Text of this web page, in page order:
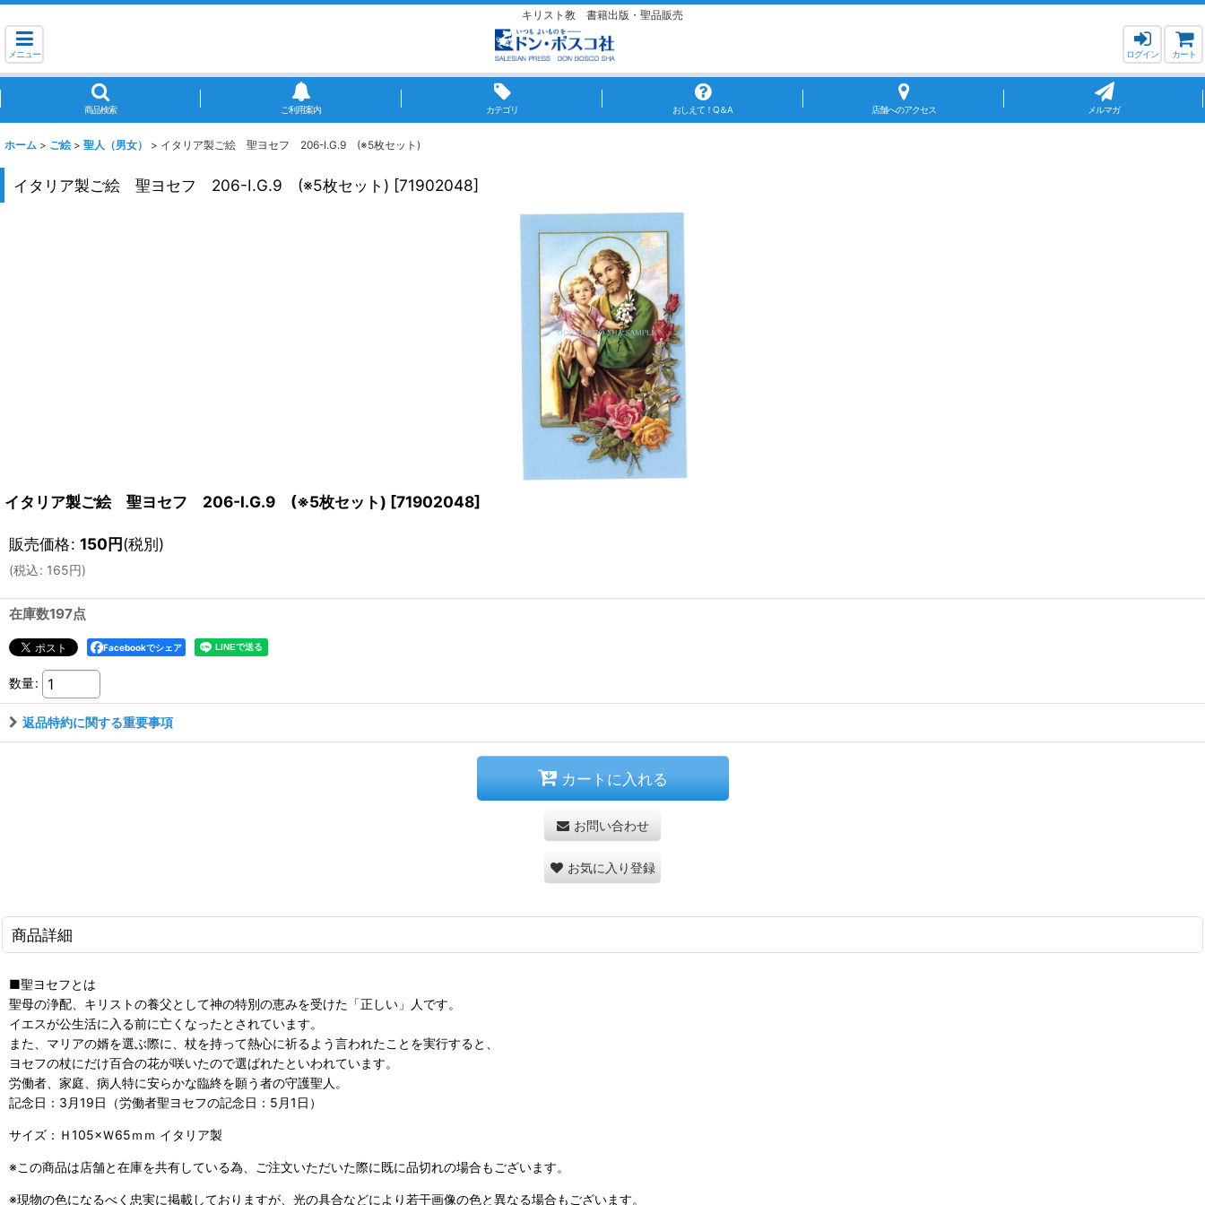
キリスト教 書籍出版・聖品販売
メニュー ログイン カート
商品検索 ご利用案内 カテゴリ おしえて！Q＆A 店舗へのアクセス メルマガ
ホーム > ご絵 > 聖人（男女） > イタリア製ご絵 聖ヨセフ 206-I.G.9 (※5枚セット)
イタリア製ご絵 聖ヨセフ 206-I.G.9 (※5枚セット) [71902048]
イタリア製ご絵 聖ヨセフ 206-I.G.9 (※5枚セット) [71902048]
販売価格: 150円(税別)
(税込: 165円)
在庫数197点
Facebookでシェア
数量:
返品特約に関する重要事項
カートに入れる
お問い合わせ
お気に入り登録
商品詳細
■聖ヨセフとは
聖母の浄配、キリストの養父として神の特別の恵みを受けた「正しい」人です。
イエスが公生活に入る前に亡くなったとされています。
また、マリアの婿を選ぶ際に、杖を持って熱心に祈るよう言われたことを実行すると、
ヨセフの杖にだけ百合の花が咲いたので選ばれたといわれています。
労働者、家庭、病人特に安らかな臨終を願う者の守護聖人。
記念日：3月19日（労働者聖ヨセフの記念日：5月1日）
サイズ：Ｈ105×Ｗ65ｍｍ イタリア製
※この商品は店舗と在庫を共有している為、ご注文いただいた際に既に品切れの場合もございます。
※現物の色になるべく忠実に掲載しておりますが、光の具合などにより若干画像の色と異なる場合もございます。